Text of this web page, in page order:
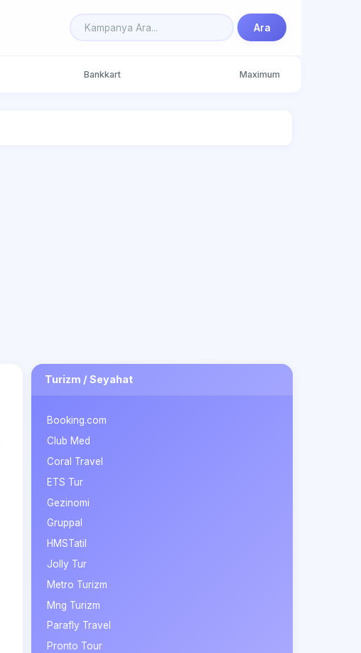
Ara
Bankkart Maximum
Turizm / Seyahat
Booking.com
Club Med
Coral Travel
ETS Tur
Gezinomi
Gruppal
HMSTatil
Jolly Tur
Metro Turizm
Mng Turizm
Parafly Travel
Pronto Tour